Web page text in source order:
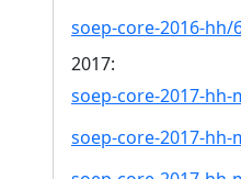
soep-core-2016-hh/
2017:
soep-core-2017-hh-
soep-core-2017-hh-